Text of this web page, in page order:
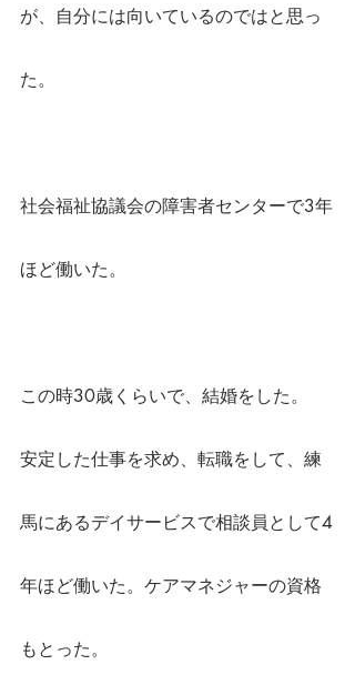
が、自分には向いているのではと思っ
た。
社会福祉協議会の障害者センターで3年
ほど働いた。
この時30歳くらいで、結婚をした。
安定した仕事を求め、転職をして、練
馬にあるデイサービスで相談員として4
年ほど働いた。ケアマネジャーの資格
もとった。